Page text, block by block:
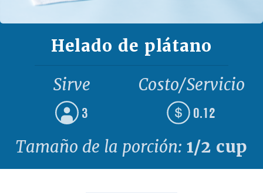
Helado de plátano
Sirve
3
Costo/Servicio
0.12
Tamaño de la porción: 1/2 cup